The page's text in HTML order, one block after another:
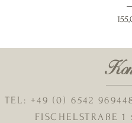
TEL: +49 (0) 6542
FISCHELSTRAßE